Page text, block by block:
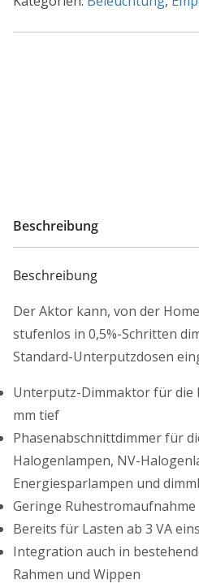
HmIP-
BDT
Beschreibung
Beschreibung
Der Aktor kann, von der
stufenlos in 0,5%-Schritten
Standard-Unterputzdosen
Unterputz-Dimmaktor für die
mm tief
Phasenabschnittdimmer für
Halogenlampen, NV-
Energiesparlampen und
Geringe Ruhestromaufnahme
Bereits für Lasten ab 3 VA
Integration auch in
Rahmen und Wippen